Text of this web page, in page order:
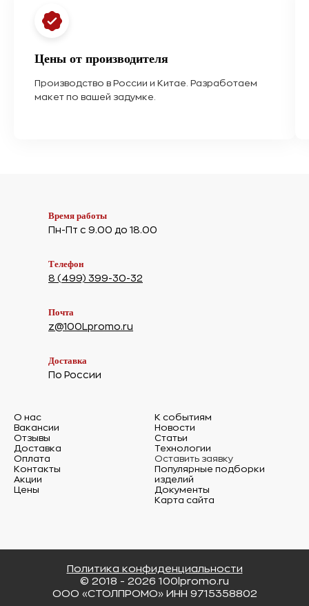
Цены от производителя
Производство в России и Китае. Разработаем
макет по вашей задумке.
Время работы
Пн-Пт с 9.00 до 18.00
Телефон
8 (499) 399-30-32
Почта
z@100Lpromo.ru
Доставка
По России
О нас
Вакансии
Отзывы
Доставка
Оплата
Контакты
Акции
Цены
К событиям
Новости
Статьи
Технологии
Оставить заявку
Популярные подборки
изделий
Документы
Карта сайта
© 2018 - 2026 100lpromo.ru
ООО «СТОЛПРОМО» ИНН 9715358802
Политика конфиденциальности